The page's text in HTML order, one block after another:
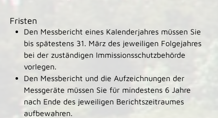
Fristen
Den Messbericht eines Kalenderjahres müssen Sie
bis spätestens 31. März des jeweiligen Folgejahres
bei der zuständigen Immissionsschutzbehörde
vorlegen.
Den Messbericht und die Aufzeichnungen der
Messgeräte müssen Sie für mindestens 6 Jahre
nach Ende des jeweiligen Berichtszeitraumes
aufbewahren.